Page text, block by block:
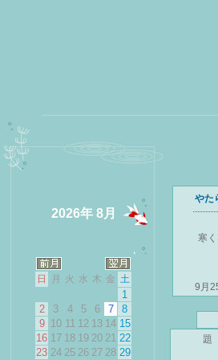
2026年 8月
日 月 火 水 木 金 土
1
2
3 4 5 6 7
8
9 10 11 12 13 14 15
16 17 18 19 20 21 22
23 24 25 26 27 28 29
やた
寒
9月
題